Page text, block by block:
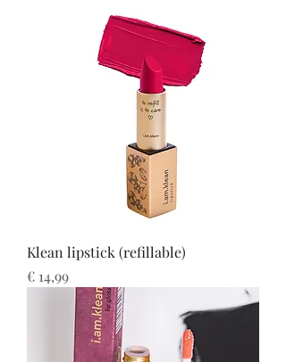
Klean lipstick (refillable)
Prijs
€ 14,99